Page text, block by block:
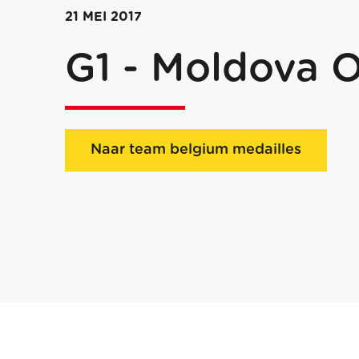
21 MEI 2017
G1 - Moldova
Naar team belgium medailles